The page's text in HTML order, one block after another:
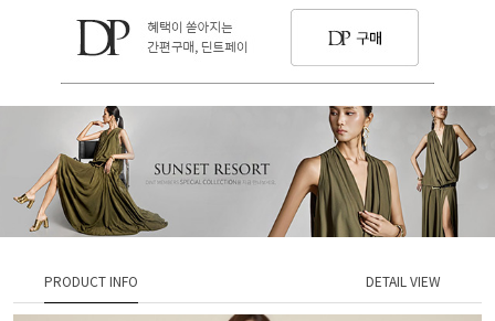
PRODUCT INFO DETAIL VIEW